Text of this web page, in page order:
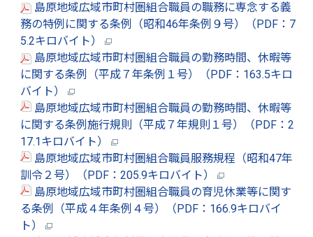
島原地域広域市町村圏組合職員の職務に専念する義
務の特例に関する条例（昭和46年条例９号）（PDF：7
5.2キロバイト）
島原地域広域市町村圏組合職員の勤務時間、休暇等
に関する条例（平成７年条例１号）（PDF：163.5キロ
バイト）
島原地域広域市町村圏組合職員の勤務時間、休暇等
に関する条例施行規則（平成７年規則１号）（PDF：2
17.1キロバイト）
島原地域広域市町村圏組合職員服務規程（昭和47年
訓令２号）（PDF：205.9キロバイト）
島原地域広域市町村圏組合職員の育児休業等に関す
る条例（平成４年条例４号）（PDF：166.9キロバイ
ト）